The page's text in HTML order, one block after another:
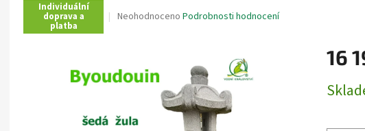
Individuální
doprava a
platba
Průměrné
0,0
z
Neohodnoceno Podrobnosti hodnocení
16
cena: